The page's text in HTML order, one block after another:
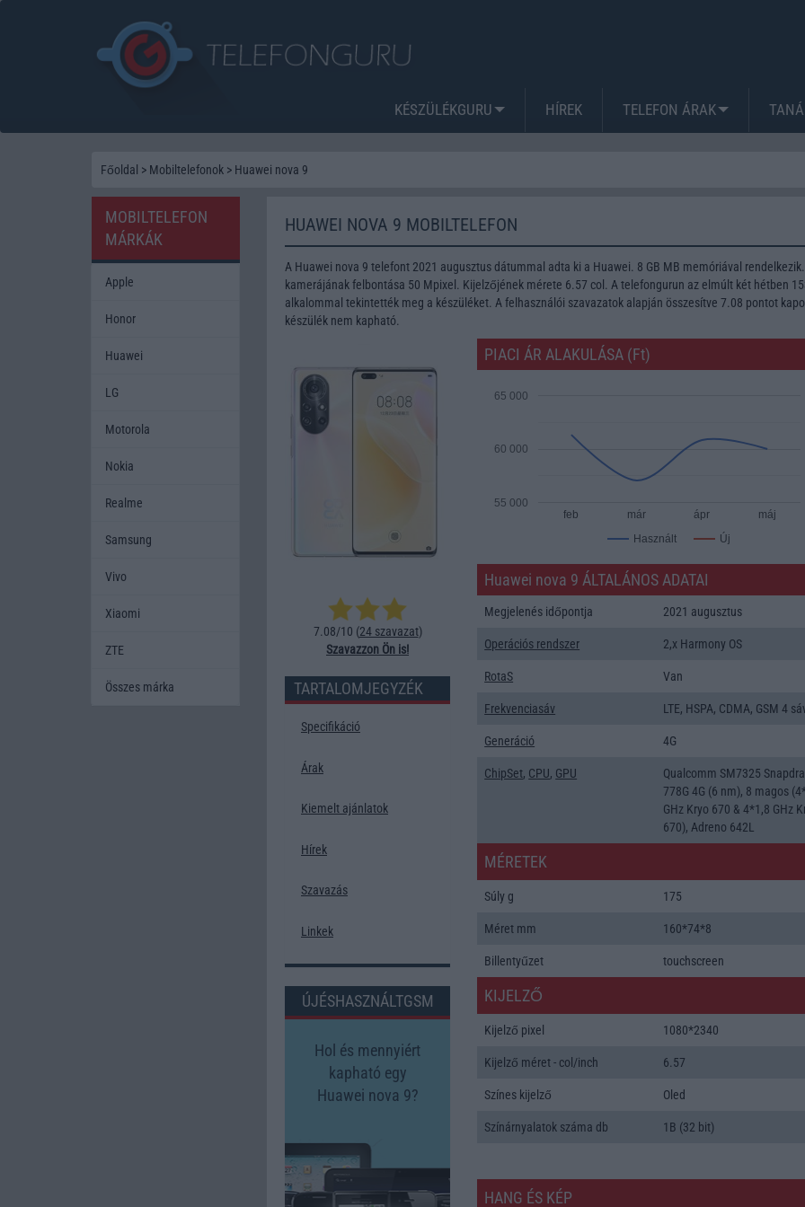
KÉSZÜLÉKGURU HÍREK TELEFON ÁRAK
Főoldal > Mobiltelefonok > Huawei nova 9
HUAWEI NOVA 9 MOBILTELEFON
A Huawei nova 9 telefont 2021 augusztus dátummal adta ki a Huawei. 8 GB MB memóriával
kamerájának felbontása 50 Mpixel. Kijelzőjének mérete 6.57 col. A telefongurun az elmúlt két hétben
alkalommal tekintették meg a készüléket. A felhasználói szavazatok alapján összesítve 7.08 pontot
készülék nem kapható.
7.08/10 (24 szavazat)
Szavazzon Ön is!
TARTALOMJEGYZÉK
Specifikáció
Árak
Kiemelt ajánlatok
Hírek
Szavazás
Linkek
ÚJÉSHASZNÁLTGSM
Hol és mennyiért
kapható egy
Huawei nova 9?
PIACI ÁR ALAKULÁSA (Ft)
Használt Új
feb már ápr máj
55 000
60 000
65 000
Huawei nova 9 ÁLTALÁNOS ADATAI
Megjelenés időpontja 2021 augusztus
Operációs rendszer 2,x Harmony OS
RotaS Van
Frekvenciasáv LTE, HSPA, CDMA, GSM 4
Generáció 4G
ChipSet, CPU, GPU
Qualcomm SM7325
778G 4G (6 nm), 8 magos
GHz Kryo 670 & 4*1,8 GHz
670), Adreno 642L
MÉRETEK
Súly g 175
Méret mm 160*74*8
Billentyűzet touchscreen
KIJELZŐ
Kijelző pixel 1080*2340
Kijelző méret - col/inch 6.57
Színes kijelző Oled
Színárnyalatok száma db 1B (32 bit)
HANG ÉS KÉP
MOBILTELEFON
MÁRKÁK
Apple
Honor
Huawei
LG
Motorola
Nokia
Realme
Samsung
Vivo
Xiaomi
ZTE
Összes márka